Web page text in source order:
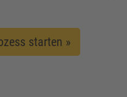
starten »